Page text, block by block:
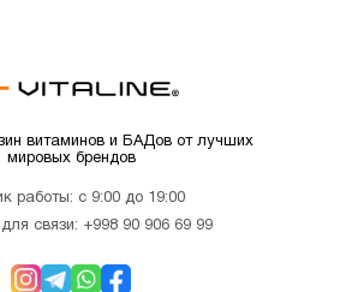
1
витаминов и БАДов от лучших
мировых брендов
работы: с 9:00 до 19:00
связи: +998 90 906 69 99